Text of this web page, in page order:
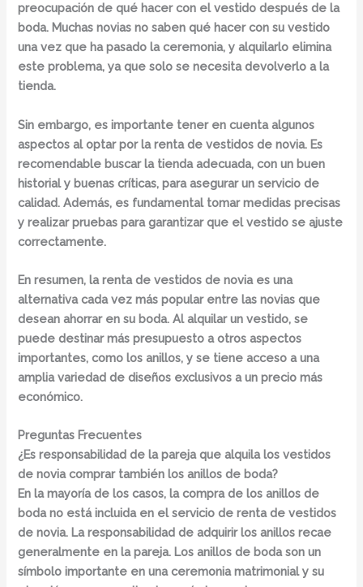
preocupación de qué hacer con el vestido después de la
boda. Muchas novias no saben qué hacer con su vestido
una vez que ha pasado la ceremonia, y alquilarlo elimina
este problema, ya que solo se necesita devolverlo a la
tienda.
Sin embargo, es importante tener en cuenta algunos
aspectos al optar por la renta de vestidos de novia. Es
recomendable buscar la tienda adecuada, con un buen
historial y buenas críticas, para asegurar un servicio de
calidad. Además, es fundamental tomar medidas precisas
y realizar pruebas para garantizar que el vestido se ajuste
correctamente.
En resumen, la renta de vestidos de novia es una
alternativa cada vez más popular entre las novias que
desean ahorrar en su boda. Al alquilar un vestido, se
puede destinar más presupuesto a otros aspectos
importantes, como los anillos, y se tiene acceso a una
amplia variedad de diseños exclusivos a un precio más
económico.
Preguntas Frecuentes
¿Es responsabilidad de la pareja que alquila los vestidos
de novia comprar también los anillos de boda?
En la mayoría de los casos, la compra de los anillos de
boda no está incluida en el servicio de renta de vestidos
de novia. La responsabilidad de adquirir los anillos recae
generalmente en la pareja. Los anillos de boda son un
símbolo importante en una ceremonia matrimonial y su